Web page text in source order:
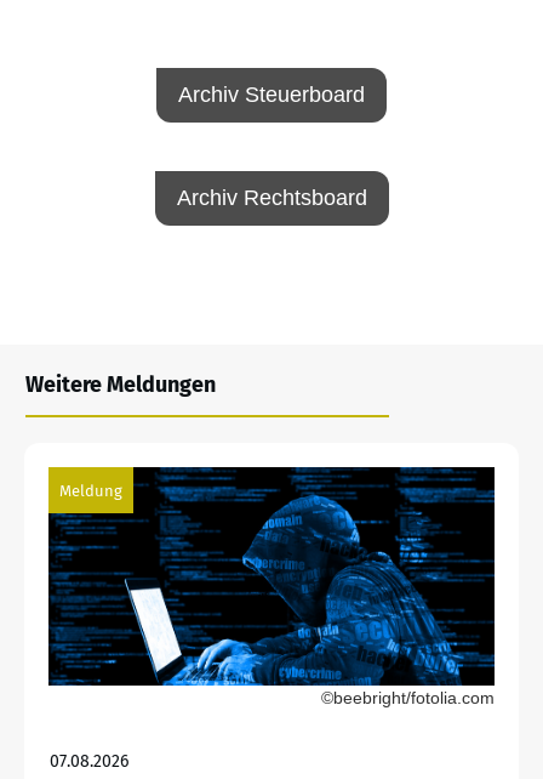
Archiv Steuerboard
Archiv Rechtsboard
Weitere Meldungen
Meldung
©beebright/fotolia.com
07.08.2026